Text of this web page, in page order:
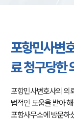
포항민사변
료 청구당한
포항민사변호사의 의
법적인 도움을 받아
포항사무소에 방문하